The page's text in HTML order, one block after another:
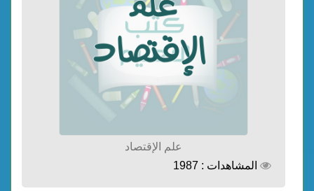
علم الإقتصاد
المشاهدات : 1987